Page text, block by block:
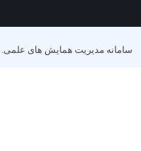
سامانه مدیریت همایش های علمی.